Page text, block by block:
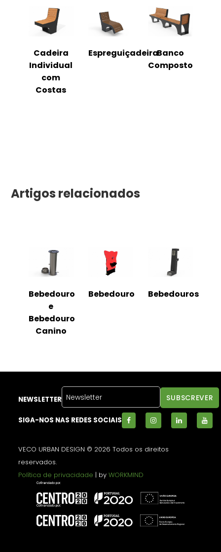
Cadeira
Individual
com
Costas
EspreguiçadeiraBanco
Composto
Artigos relacionados
Bebedouro
e
Bebedouro
Canino
Bebedouro Bebedouros
NEWSLETTER
SIGA-NOS NAS REDES SOCIAIS
VECO URBAN DESIGN © 2026 Todos os direitos
reservados.
Política de privacidade | byWORKMIND